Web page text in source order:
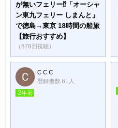
が無いフェリー⁉「オーシャ
ン東九フェリー しまんと」
で徳島→東京 18時間の船旅
【旅行おすすめ】
（878回視聴）
C C C
登録者数 61人
2年前